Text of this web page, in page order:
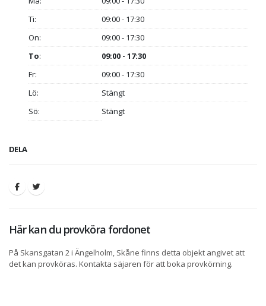
Ti:
09:00 - 17:30
On:
09:00 - 17:30
To:
09:00 - 17:30
Fr:
09:00 - 17:30
Lö:
Stängt
Sö:
Stängt
DELA
Här kan du provköra fordonet
På Skansgatan 2 i Ängelholm, Skåne finns detta objekt angivet att
det kan provköras. Kontakta säjaren för att boka provkörning.